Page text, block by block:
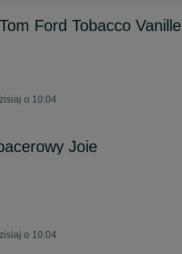
Ford Tobacco Vanille
o 10:04
Joie
o 10:04